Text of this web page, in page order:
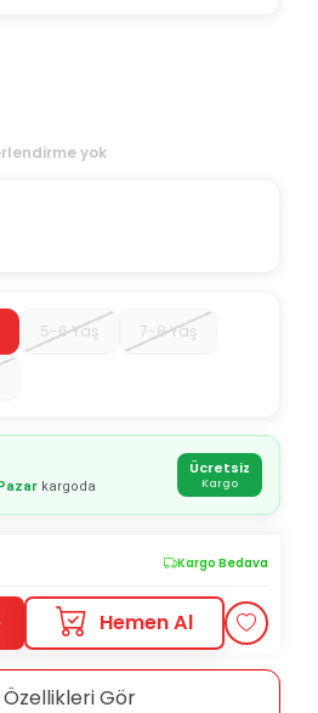
yok
5-6 Yaş 7-8 Yaş
kargoda
Ücretsiz
Kargo
Kargo Bedava
Hemen Al
Gör